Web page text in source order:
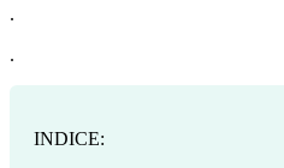
.
.
INDICE: